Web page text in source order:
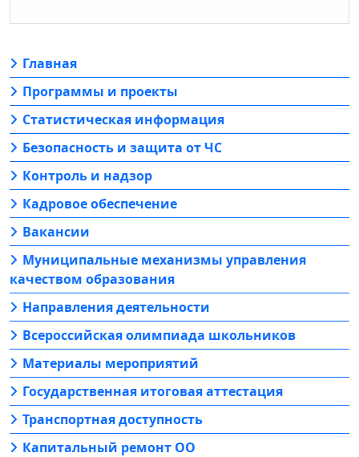
Главная
Программы и проекты
Статистическая информация
Безопасность и защита от ЧС
Контроль и надзор
Кадровое обеспечение
Вакансии
Муниципальные механизмы управления
качеством образования
Направления деятельности
Всероссийская олимпиада школьников
Материалы мероприятий
Государственная итоговая аттестация
Транспортная доступность
Капитальный ремонт ОО